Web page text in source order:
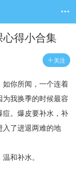

得小合集
 关注
你所闻，一个连着
我换季的时候最容
。爆皮要补水，补
入了进退两难的地
和补水。